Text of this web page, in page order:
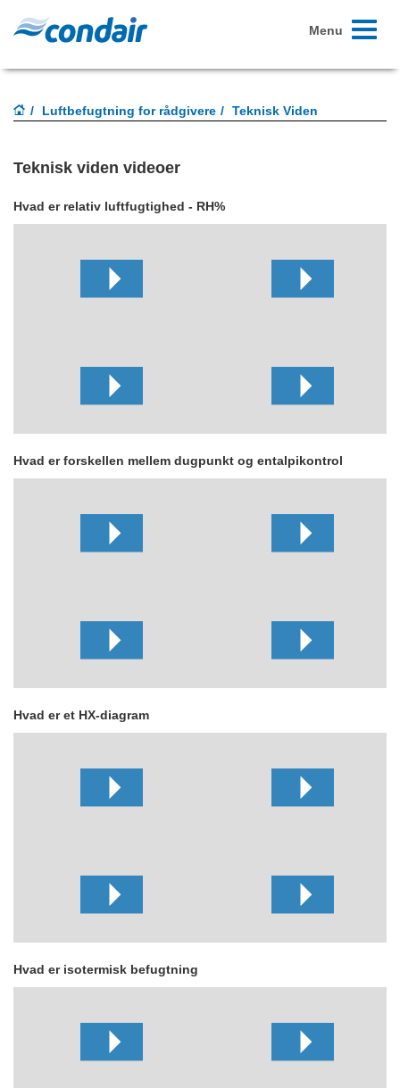
Toggle
Menu
Luftbefugtning for rådgivere Teknisk Viden
Teknisk viden videoer
Hvad er relativ luftfugtighed - RH%
Hvad er forskellen mellem dugpunkt og entalpikontrol
Hvad er et HX-diagram
Hvad er isotermisk befugtning